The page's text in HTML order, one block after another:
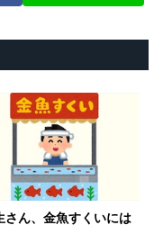
さん、金魚すくいには